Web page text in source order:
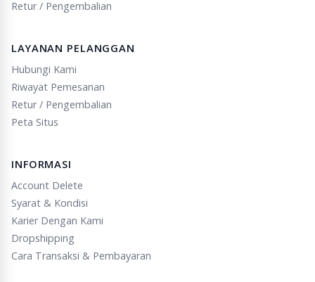
Retur / Pengembalian
LAYANAN PELANGGAN
Hubungi Kami
Riwayat Pemesanan
Retur / Pengembalian
Peta Situs
INFORMASI
Account Delete
Syarat & Kondisi
Karier Dengan Kami
Dropshipping
Cara Transaksi & Pembayaran